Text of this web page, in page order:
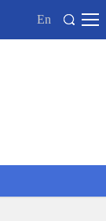
En